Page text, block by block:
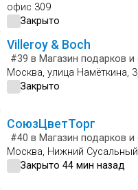
офис 309
Закрыто
Villeroy & Boch
#39 в Магазин подарков и
Москва, улица Намёткина,
Закрыто
СоюзЦветТорг
#40 в Магазин подарков и
Москва, Нижний Сусальный
Закрыто 44 мин назад